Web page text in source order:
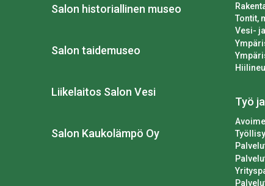
Salon historiallinen museo
Salon taidemuseo
Liikelaitos Salon Vesi
Salon Kaukolämpö Oy
Tontit,
Vesi-
Työ